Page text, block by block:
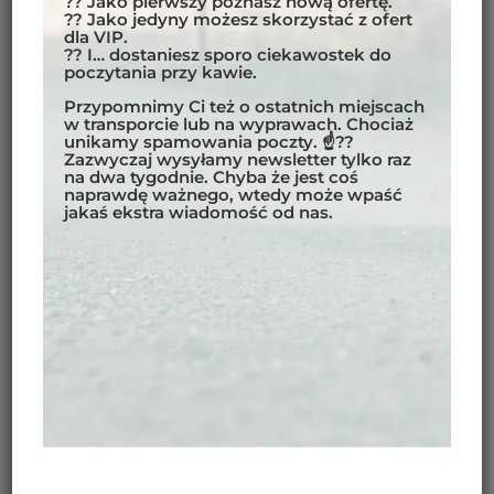
Cena dla kierowcy motocykla Zongshen RX3 Cyclone
(250 cc): 3650 EUR
UCZESTNIK W SAMOCHODZIE
Dla osób biorących udział w wycieczce w
samochodzie, cena zawiera miejsce w samochodzie
(Toyota Land Cruiser lub analogiczny).
Cena dla uczestnika podróżującego samochodem
przy 2 uczestnikach w samochodzie:
samochodem uzależniona jest od liczby osób
zapisanych do udziału w wyprawie.
?? Jako jedyny możesz skorzystać z ofert
dla VIP.
?? I… dostaniesz sporo ciekawostek do
poczytania przy kawie.
Przypomnimy Ci też o ostatnich miejscach
w transporcie lub na wyprawach. Chociaż
unikamy spamowania poczty. ☝??
Zazwyczaj wysyłamy newsletter tylko raz
na dwa tygodnie. Chyba że jest coś
naprawdę ważnego, wtedy może wpaść
jakaś ekstra wiadomość od nas.